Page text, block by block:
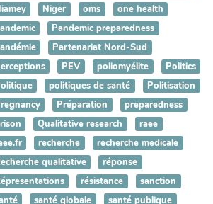
Niger oms
one health
Pandemic preparedness
Partenariat Nord-Sud
PEV poliomyélite
Politics
politiques de santé
Politisation
Préparation
preparedness
Qualitative research
raee
recherche
recherche medicale
qualitative
réponse
résistance
sanction
santé globale
santé publique